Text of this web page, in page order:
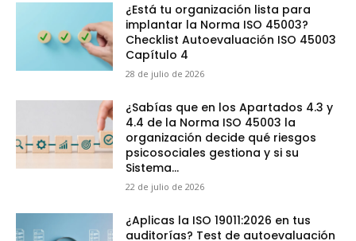
¿Está tu organización lista para
implantar la Norma ISO 45003?
Checklist Autoevaluación ISO 45003
Capítulo 4
28 de julio de 2026
¿Sabías que en los Apartados 4.3 y
4.4 de la Norma ISO 45003 la
organización decide qué riesgos
psicosociales gestiona y si su
Sistema...
22 de julio de 2026
¿Aplicas la ISO 19011:2026 en tus
auditorías? Test de autoevaluación